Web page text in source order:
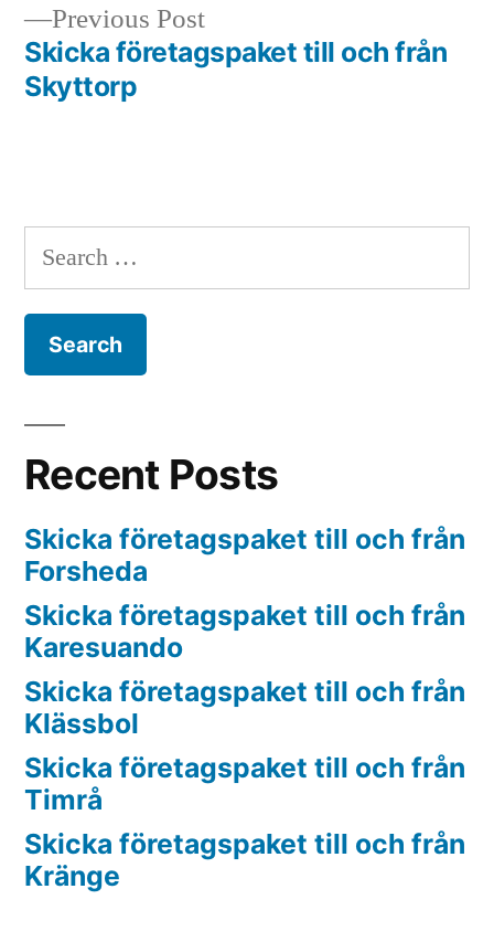
Previous PostPrevious
post:
Skicka företagspaket till och från
Skyttorp
Search
for:
Recent Posts
Skicka företagspaket till och från
Forsheda
Skicka företagspaket till och från
Karesuando
Skicka företagspaket till och från
Klässbol
Skicka företagspaket till och från
Timrå
Skicka företagspaket till och från
Kränge